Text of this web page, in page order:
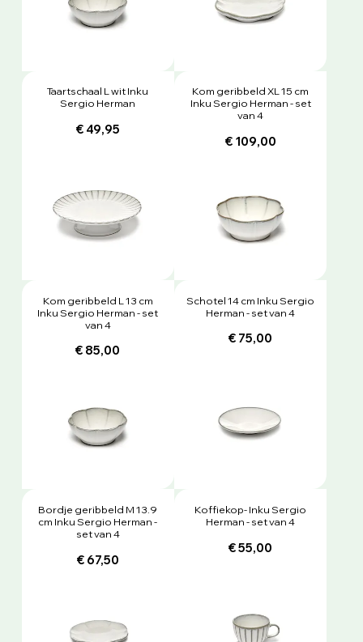
Taartschaal L wit Inku
Sergio Herman
€ 49,95
Kom geribbeld XL 15 cm
Inku Sergio Herman - set
van 4
€ 109,00
Kom geribbeld L 13 cm
Inku Sergio Herman - set
van 4
€ 85,00
Schotel 14 cm Inku Sergio
Herman - set van 4
€ 75,00
Bordje geribbeld M 13.9
cm Inku Sergio Herman -
set van 4
€ 67,50
Koffiekop- Inku Sergio
Herman - set van 4
€ 55,00